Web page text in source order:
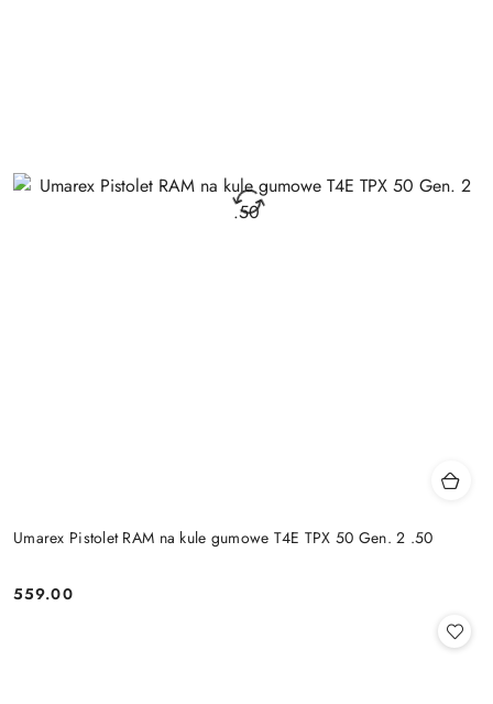
Umarex Pistolet RAM na kule gumowe T4E TPX 50 Gen. 2 .50
Cena:
559.00